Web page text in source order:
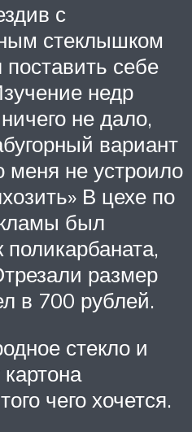
с
стеклышком
себе
недр
не дало,
вариант
меня не устроило
В цехе по
был
поликарбаната,
размер
в 700 рублей.
стекло и
чего хочется.